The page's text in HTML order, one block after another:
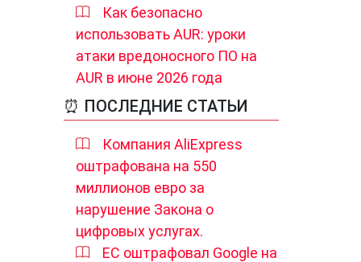
Как безопасно
использовать AUR: уроки
атаки вредоносного ПО на
AUR в июне 2026 года
⏰ ПОСЛЕДНИЕ СТАТЬИ
Компания AliExpress
оштрафована на 550
миллионов евро за
нарушение Закона о
цифровых услугах.
ЕС оштрафовал Google на